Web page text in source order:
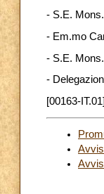
- S.E.
- Em.mo
- S.E.
-
[00163-IT.01]